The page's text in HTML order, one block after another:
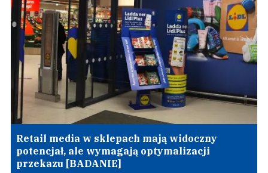
Retail media w sklepach mają widoczny
potencjał, ale wymagają optymalizacji
przekazu [BADANIE]